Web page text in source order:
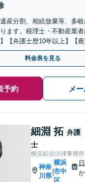
産分割、相続放棄等、多
ます。税理士・不動産業者
【弁護士歴10年以上】【
料金表を見る
予約 メ
細淵 拓 弁護
士
横浜綜合法律事務所
神奈
川県
|
横浜
市中
区